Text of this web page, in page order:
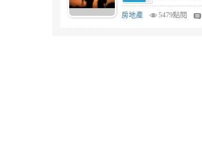
房地產 5479點閱